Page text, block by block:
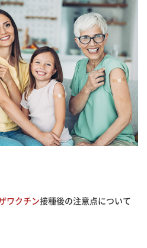
ワクチン接種後の注意点について